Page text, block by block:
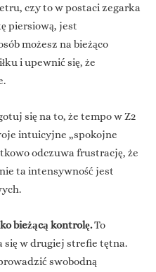
czy to w postaci zegarka
piersiową, jest
możesz na bieżąco
i upewnić się, że
się na to, że tempo w Z2
intuicyjne „spokojne
odczuwa frustrację, że
ta intensywność jest
bieżącą kontrolę.To
w drugiej strefie tętna.
swobodną